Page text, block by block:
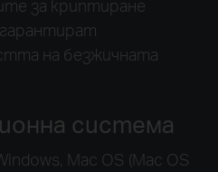
за криптиране
на безжичната
система
Mac OS (Mac OS